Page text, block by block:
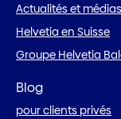
Actualités et médias
Helvetia en Suisse
Groupe Helvetia
Blog
pour clients privés